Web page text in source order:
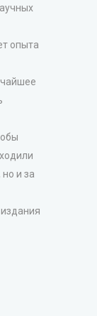
опыта
и за